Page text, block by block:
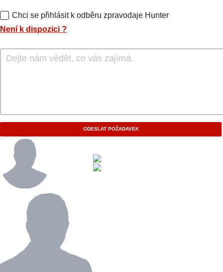
Chci se přihlásit k odběru zpravodaje Hunter
Není k dispozici ?
ODESLAT POŽADAVEK